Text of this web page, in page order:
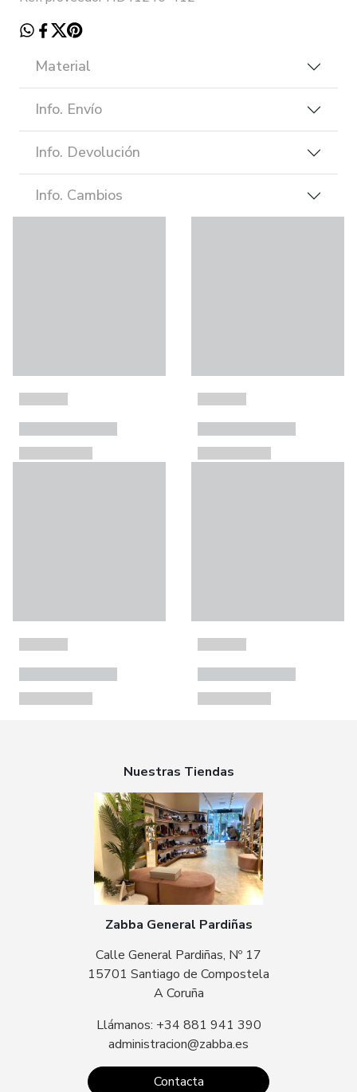
Material
Info. Envío
Info. Devolución
Info. Cambios
Nuestras Tiendas
Zabba General Pardiñas
Calle General Pardiñas, Nº 17
15701 Santiago de Compostela
A Coruña
Llámanos: +34 881 941 390
administracion@zabba.es
Contacta